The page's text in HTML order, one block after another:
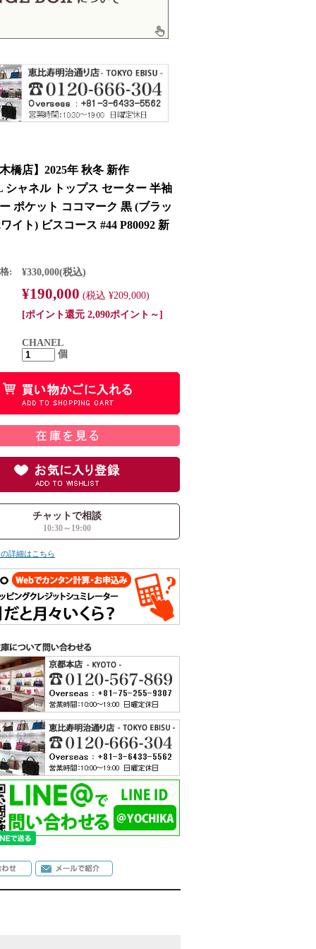
橋店】2025年 秋冬 新作
シャネル トップス セーター 半袖
ポケット ココマーク 黒 (ブラッ
イト) ビスコース #44 P80092 新
: ¥330,000(税込)
¥190,000 (税込 ¥209,000)
[ポイント還元 2,090ポイント～]
CHANEL
個
チャットで相談
10:30～19:00
詳細はこちら